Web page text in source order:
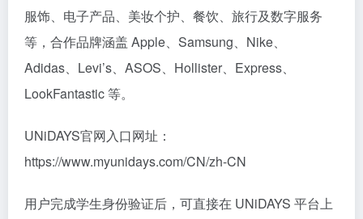
服饰、电子产品、美妆个护、餐饮、旅行及数字服务
等，合作品牌涵盖 Apple、Samsung、Nike、
Adidas、Levi’s、ASOS、Hollister、Express、
LookFantastic 等。
UNiDAYS官网入口网址：
https://www.myunidays.com/CN/zh-CN
用户完成学生身份验证后，可直接在 UNiDAYS 平台上